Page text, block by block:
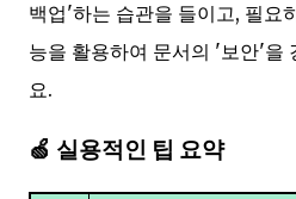
백업'하는 습관을 들이고, 필요
능을 활용하여 문서의 '보안'을
요.
🍏 실용적인 팁 요약